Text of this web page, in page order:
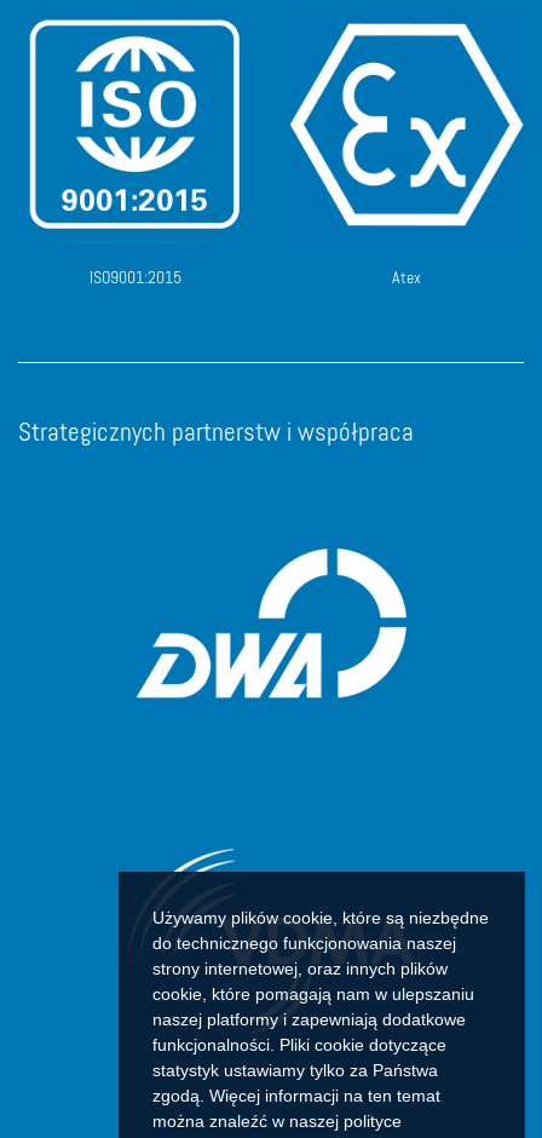
Używamy plików cookie, które są niezbędne
do technicznego funkcjonowania naszej
strony internetowej, oraz innych plików
cookie, które pomagają nam w ulepszaniu
naszej platformy i zapewniają dodatkowe
funkcjonalności. Pliki cookie dotyczące
statystyk ustawiamy tylko za Państwa
zgodą. Więcej informacji na ten temat
można znaleźć w naszej polityce
ISO9001:2015 Atex
Strategicznych partnerstw i współpraca